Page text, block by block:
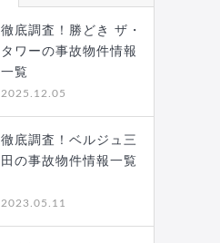
徹底調査！勝どき ザ・
タワーの事故物件情報
一覧
2025.12.05
徹底調査！ベルジュ三
田の事故物件情報一覧
2023.05.11